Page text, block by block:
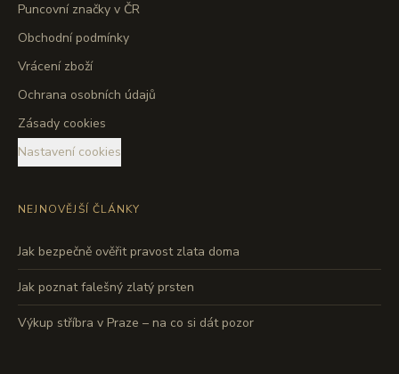
Puncovní značky v ČR
Obchodní podmínky
Vrácení zboží
Ochrana osobních údajů
Zásady cookies
Nastavení cookies
NEJNOVĚJŠÍ ČLÁNKY
Jak bezpečně ověřit pravost zlata doma
Jak poznat falešný zlatý prsten
Výkup stříbra v Praze – na co si dát pozor